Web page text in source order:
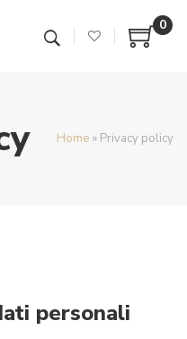
0
Home » Privacy policy
personali